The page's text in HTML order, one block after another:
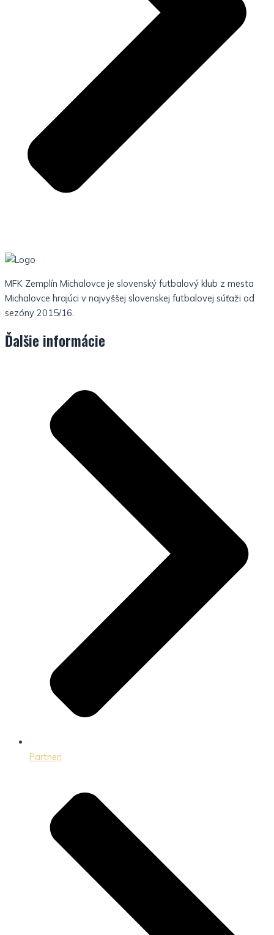
MFK Zemplín Michalovce je slovenský futbalový klub z mesta
Michalovce hrajúci v najvyššej slovenskej futbalovej súťaži od
sezóny 2015/16.
Ďalšie informácie
Partneri